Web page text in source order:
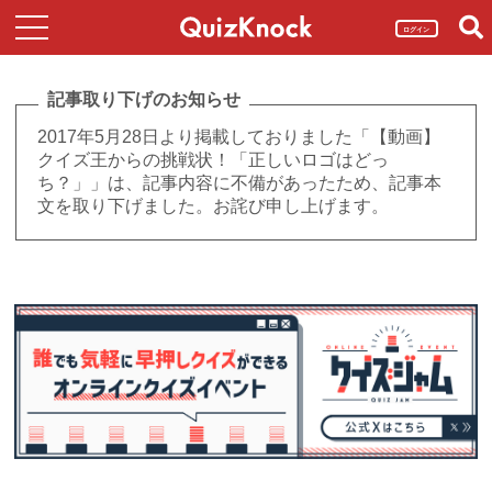
ログイン
記事取り下げのお知らせ
2017年5月28日より掲載しておりました「【動画】
クイズ王からの挑戦状！「正しいロゴはどっ
ち？」」は、記事内容に不備があったため、記事本
文を取り下げました。お詫び申し上げます。